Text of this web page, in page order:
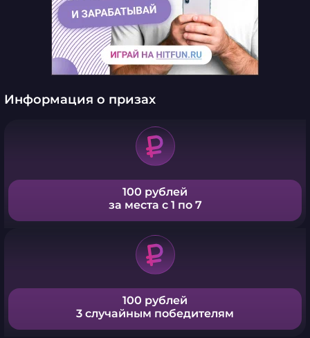
Информация о призах
100 рублей
за места с 1 по 7
100 рублей
3 случайным победителям